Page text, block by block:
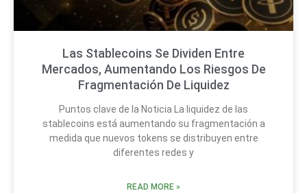
Las Stablecoins Se Dividen Entre
Mercados, Aumentando Los Riesgos De
Fragmentación De Liquidez
Puntos clave de la Noticia La liquidez de las
stablecoins está aumentando su fragmentación a
medida que nuevos tokens se distribuyen entre
diferentes redes y
READ MORE »